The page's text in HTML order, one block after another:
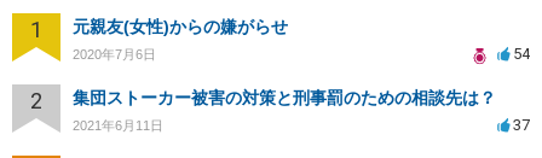
1 元親友(女性)からの嫌がらせ
2020年7月6日 54
2 集団ストーカー被害の対策と刑事罰のための相談先は？
2021年6月11日 37